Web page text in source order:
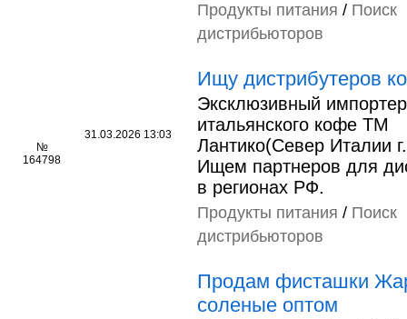
Продукты питания / Поиск
дистрибьюторов
№
164798
31.03.2026 13:03
Ищу дистрибутеров
Эксклюзивный импортер
итальянского кофе ТМ
Лантико(Север Италии
Ищем партнеров для
в регионах РФ.
Продукты питания / Поиск
дистрибьюторов
Продам фисташки
соленые оптом